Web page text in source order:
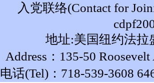
入党联络(Contact for
地址:美国纽约法拉
Address：135-50
电话(Tel)：718-539-3608